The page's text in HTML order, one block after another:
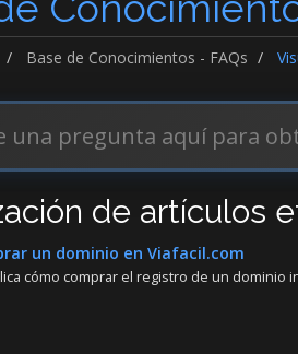
Base de Conocimientos - FAQs
de artículos
un dominio en Viafacil.com
cómo comprar el registro de un dominio